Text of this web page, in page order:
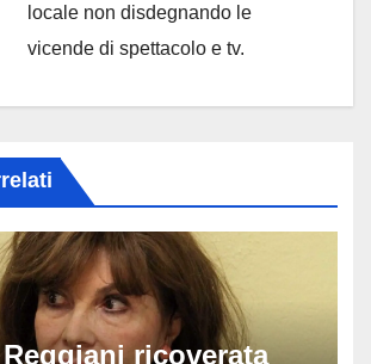
locale non disdegnando le
vicende di spettacolo e tv.
ricoverata